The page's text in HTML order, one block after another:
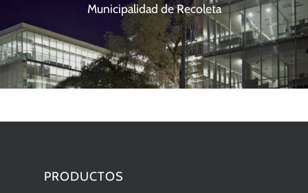
Municipalidad de Recoleta
PRODUCTOS